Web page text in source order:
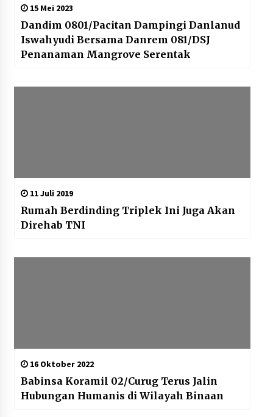
15 Mei 2023
Dandim 0801/Pacitan Dampingi Danlanud
Iswahyudi Bersama Danrem 081/DSJ
Penanaman Mangrove Serentak
11 Juli 2019
Rumah Berdinding Triplek Ini Juga Akan
Direhab TNI
16 Oktober 2022
Babinsa Koramil 02/Curug Terus Jalin
Hubungan Humanis di Wilayah Binaan